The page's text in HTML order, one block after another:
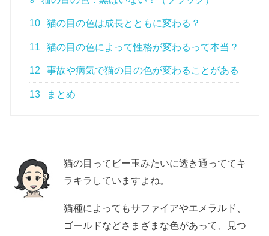
10 猫の目の色は成長とともに変わる？
11 猫の目の色によって性格が変わるって本当？
12 事故や病気で猫の目の色が変わることがある
13 まとめ
猫の目ってビー玉みたいに透き通っててキ
ラキラしていますよね。
猫種によってもサファイアやエメラルド、
ゴールドなどさまざまな色があって、見つ